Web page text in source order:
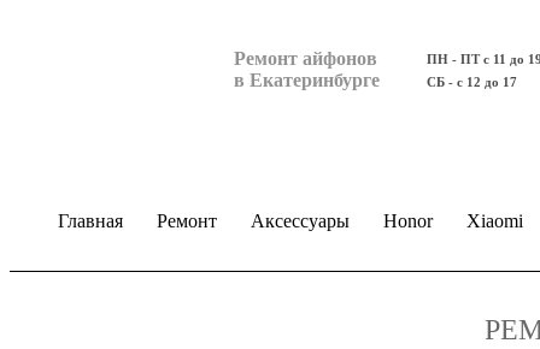
Ремонт айфонов
в Екатеринбурге
ПН - ПТ с 11 до
СБ - с 12 до 17
Главная Ремонт Аксессуары Honor Xiaomi